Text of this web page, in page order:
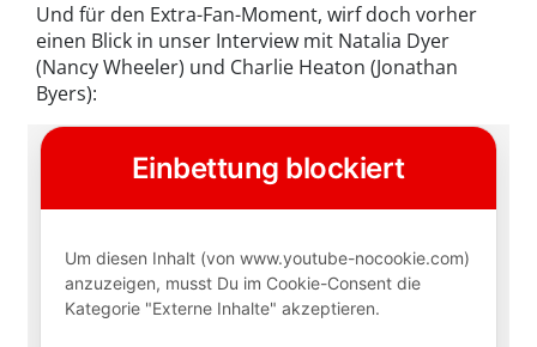
Und für den Extra-Fan-Moment, wirf doch vorher
einen Blick in unser Interview mit Natalia Dyer
(Nancy Wheeler) und Charlie Heaton (Jonathan
Byers):